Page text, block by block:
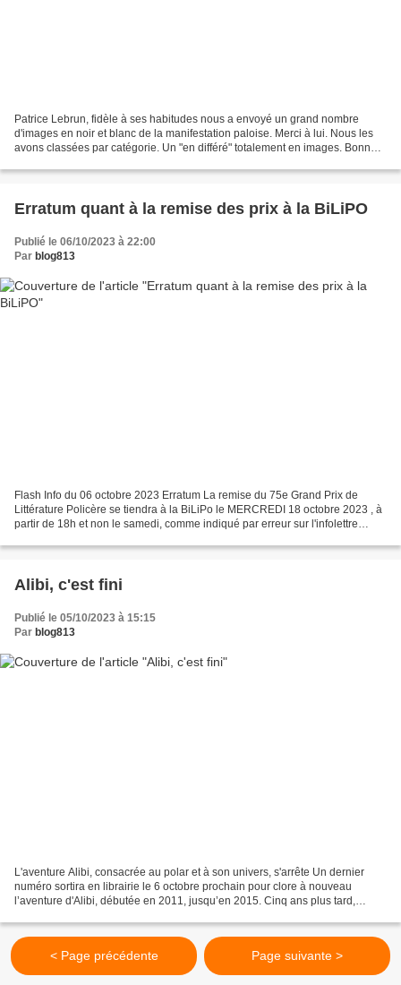
Patrice Lebrun, fidèle à ses habitudes nous a envoyé un grand nombre
d'images en noir et blanc de la manifestation paloise. Merci à lui. Nous les
avons classées par catégorie. Un "en différé" totalement en images. Bonne
Erratum quant à la remise des prix à la BiLiPO
Publié le 06/10/2023 à 22:00
Par blog813
Flash Info du 06 octobre 2023 Erratum La remise du 75e Grand Prix de
Littérature Policère se tiendra à la BiLiPo le MERCREDI 18 octobre 2023 , à
partir de 18h et non le samedi, comme indiqué par erreur sur l'infolettre
Alibi, c'est fini
Publié le 05/10/2023 à 15:15
Par blog813
L'aventure Alibi, consacrée au polar et à son univers, s'arrête Un dernier
numéro sortira en librairie le 6 octobre prochain pour clore à nouveau
l’aventure d'Alibi, débutée en 2011, jusqu’en 2015. Cinq ans plus tard,
< Page précédente Page suivante >